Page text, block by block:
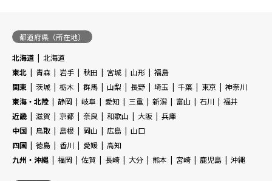
都道府県（所在地）
北海道
北海道
東北
青森 岩手 秋田 宮城 山形
福島
関東
茨城 栃木 群馬 山梨 長野 埼玉 千葉 東京
神奈川
東海・北陸
静岡 岐阜 愛知 三重 新潟 富山 石川
福井
近畿
滋賀 京都 奈良 和歌山 大阪
兵庫
中国
鳥取 島根 岡山 広島
山口
四国
徳島 香川 愛媛
高知
九州・沖縄
福岡 佐賀 長崎 大分 熊本 宮崎 鹿児島 沖縄